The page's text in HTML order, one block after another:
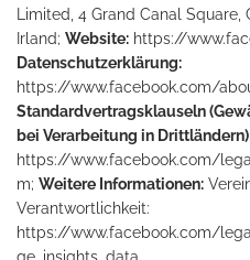
Limited, 4 Grand Canal
Irland; Website: https://
Datenschutzerklärung:
https://www.facebook.com/
Standardvertragsklauseln
bei Verarbeitung in
https://www.facebook.com/
m; Weitere Informationen:
Verantwortlichkeit:
https://www.facebook.com/